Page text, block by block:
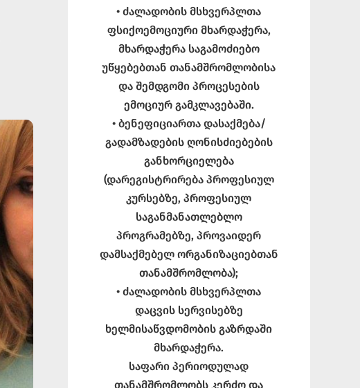
• ძალადობის მსხვერპლთა
ფსიქოემოციური მხარდაჭერა,
მხარდაჭერა საგამოძიებო
უწყებებთან თანამშრომლობისა
და შემდგომი პროცესების
ემოციურ გამკლავებაში.
• ბენეფიციართა დასაქმება/
გადამზადების ღონისძიებების
განხორციელება
(დარეგისტრირება პროფესიულ
კურსებზე, პროფესიულ
საგანმანათლებლო
პროგრამებზე, პროვაიდერ
დამსაქმებელ ორგანიზაციებთან
თანამშრომლობა);
• ძალადობის მსხვერპლთა
დაცვის სერვისებზე
ხელმისაწვდომობის გაზრდაში
მხარდაჭერა.
საფარი პერიოდულად
თანამშრომლობს კერძო და